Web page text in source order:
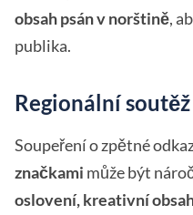
obsah psán v norštině,
publika.
Regionální soutěž
Soupeření o zpětné
značkami může být
oslovení, kreativní